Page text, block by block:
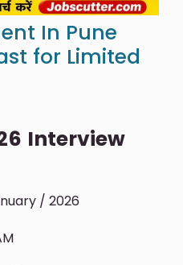
In Pune
for Limited
Interview
/ 2026